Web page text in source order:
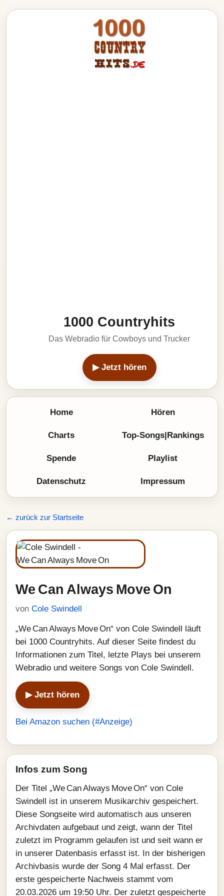
1000 Countryhits
Das Webradio für Cowboys und Trucker
▶ Jetzt hören
Home Hören
Charts Top-Songs|Rankings
Spende Playlist
Datenschutz Impressum
← zurück zur Startseite
We Can Always Move On
von Cole Swindell
„We Can Always Move On“ von Cole Swindell läuft
bei 1000 Countryhits. Auf dieser Seite findest du
Informationen zum Titel, letzte Plays bei unserem
Webradio und weitere Songs von Cole Swindell.
▶ Jetzt hören
Bei Amazon suchen (#Anzeige)
Infos zum Song
Der Titel „We Can Always Move On“ von Cole
Swindell ist in unserem Musikarchiv gespeichert.
Diese Songseite wird automatisch aus unseren
Archivdaten aufgebaut und zeigt, wann der Titel
zuletzt im Programm gelaufen ist und seit wann er
in unserer Datenbasis erfasst ist. In der bisherigen
Archivbasis wurde der Song 4 Mal erfasst. Der
erste gespeicherte Nachweis stammt vom
20.03.2026 um 19:50 Uhr. Der zuletzt gespeicherte